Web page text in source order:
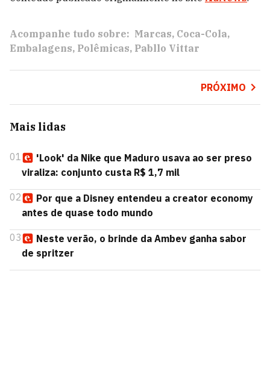
Acompanhe tudo sobre: Marcas Coca-Cola
Embalagens Polêmicas Pabllo Vittar
PRÓXIMO
Mais lidas
01
'Look' da Nike que Maduro usava ao ser preso
viraliza: conjunto custa R$ 1,7 mil
02
Por que a Disney entendeu a creator economy
antes de quase todo mundo
03
Neste verão, o brinde da Ambev ganha sabor
de spritzer